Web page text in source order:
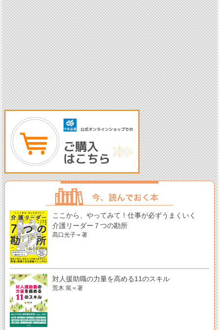
ここから、やってみて！仕事が必ずうまくいく
介護リーダー７つの勘所
髙口光子＝著
対人援助職の力量を高める11のスキル
荒木 篤＝著